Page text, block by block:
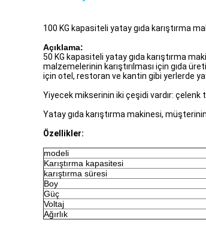
100 KG kapasiteli yatay gıda karıştırma
Açıklama:
50 KG kapasiteli yatay gıda karıştırma
malzemelerinin karıştırılması için gıda
için otel, restoran ve kantin gibi yerlerde
Yiyecek mikserinin iki çeşidi vardır:
Yatay gıda karıştırma makinesi,
Özellikler:
modeli
Karıştırma kapasitesi
karıştırma süresi
Boy
Güç
Voltaj
Ağırlık